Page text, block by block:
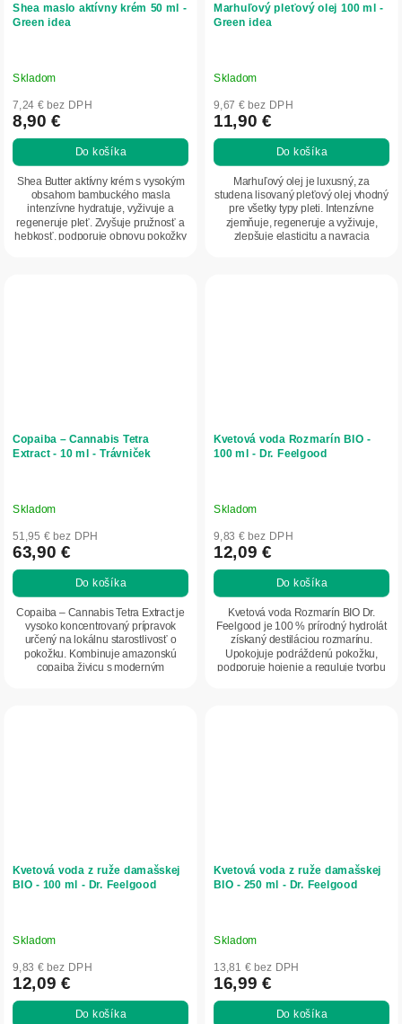
Shea maslo aktívny krém 50 ml -
Green idea
Skladom
7,24 € bez DPH
8,90 €
Do košíka
Shea Butter aktívny krém s vysokým
obsahom bambuckého masla
intenzívne hydratuje, vyživuje a
regeneruje pleť. Zvyšuje pružnosť a
hebkosť, podporuje obnovu pokožky
Marhuľový pleťový olej 100 ml -
Green idea
Skladom
9,67 € bez DPH
11,90 €
Do košíka
Marhuľový olej je luxusný, za
studena lisovaný pleťový olej vhodný
pre všetky typy pleti. Intenzívne
zjemňuje, regeneruje a vyživuje,
zlepšuje elasticitu a navracia
Copaiba – Cannabis Tetra
Extract - 10 ml - Trávniček
Skladom
51,95 € bez DPH
63,90 €
Do košíka
Copaiba – Cannabis Tetra Extract je
vysoko koncentrovaný prípravok
určený na lokálnu starostlivosť o
pokožku. Kombinuje amazonskú
copaiba živicu s moderným
Kvetová voda Rozmarín BIO -
100 ml - Dr. Feelgood
Skladom
9,83 € bez DPH
12,09 €
Do košíka
Kvetová voda Rozmarín BIO Dr.
Feelgood je 100 % prírodný hydrolát
získaný destiláciou rozmarínu.
Upokojuje podráždenú pokožku,
podporuje hojenie a reguluje tvorbu
Kvetová voda z ruže damašskej
BIO - 100 ml - Dr. Feelgood
Skladom
9,83 € bez DPH
12,09 €
Do košíka
Kvetová voda z ruže damašskej
BIO - 250 ml - Dr. Feelgood
Skladom
13,81 € bez DPH
16,99 €
Do košíka